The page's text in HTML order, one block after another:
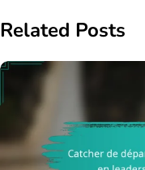
Related Posts